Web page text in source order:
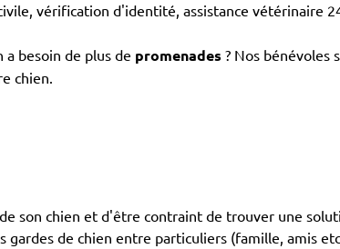
vérification d'identité, assistance vétérinaire
a besoin de plus de promenades ? Nos bénévoles
chien.
son chien et d'être contraint de trouver une
gardes de chien entre particuliers (famille, amis